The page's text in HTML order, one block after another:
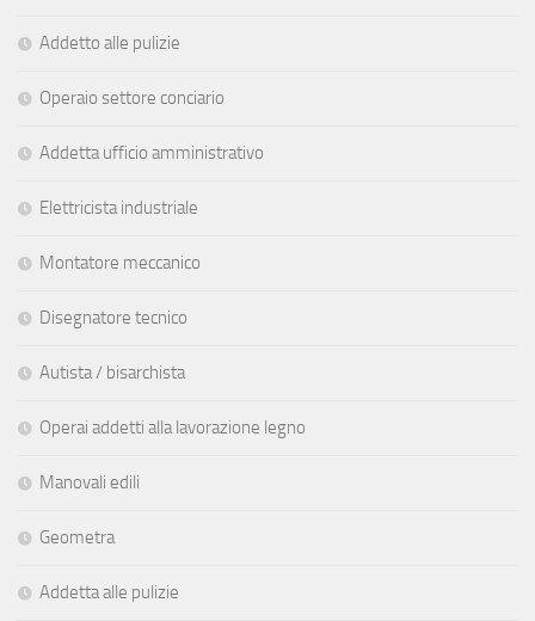
Addetto alle pulizie
Operaio settore conciario
Addetta ufficio amministrativo
Elettricista industriale
Montatore meccanico
Disegnatore tecnico
Autista / bisarchista
Operai addetti alla lavorazione legno
Manovali edili
Geometra
Addetta alle pulizie